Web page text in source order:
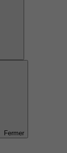
Fermer